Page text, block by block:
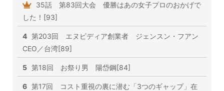
35話 第83回大会 優勝はあの女子プロのおかげで
した！[93]
4 第203回 エヌビディア創業者 ジェンスン・フアン
CEO／台湾[89]
5 第18回 お祭り男 陽岱鋼[84]
6 第17回 コスト重視の裏に潜む「3つのギャップ」在